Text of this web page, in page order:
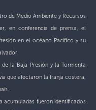
de Medio Ambiente y Recursos
en conferencia de prensa, el
en el océano Pacífico y su
la Baja Presión y la Tormenta
que afectaron la franja costera,
acumuladas fueron identificados